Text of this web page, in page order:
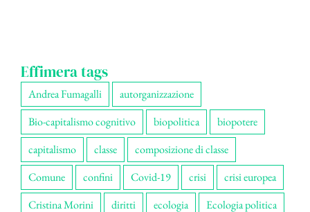
Effimera tags
Andrea Fumagalli
autorganizzazione
Bio-capitalismo cognitivo
biopolitica
biopotere
capitalismo
classe
composizione di classe
Comune
confini Covid-19 crisi
crisi europea
Cristina Morini
diritti ecologia
Ecologia politica